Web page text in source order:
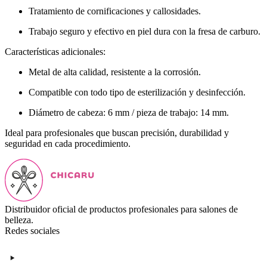
Tratamiento de cornificaciones y callosidades.
Trabajo seguro y efectivo en piel dura con la fresa de carburo.
Características adicionales:
Metal de alta calidad, resistente a la corrosión.
Compatible con todo tipo de esterilización y desinfección.
Diámetro de cabeza: 6 mm / pieza de trabajo: 14 mm.
Ideal para profesionales que buscan precisión, durabilidad y
seguridad en cada procedimiento.
Distribuidor oficial de productos profesionales para salones de
belleza.
Redes sociales